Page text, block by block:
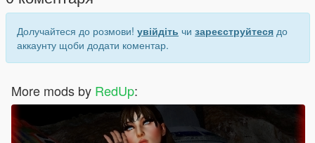
Долучайтеся до розмови! увійдіть чи зареєструйтеся до
аккаунту щоби додати коментар.
More mods by RedUp: